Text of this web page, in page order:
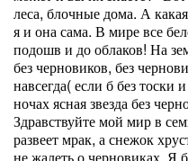
леса, блочные дома. А
я и она сама. В мире все
подошв и до облаков! На
без черновиков, без
навсегда( если б без тоски
ночах ясная звезда без
Здравствуйте мой мир в
развеет мрак, а снежок